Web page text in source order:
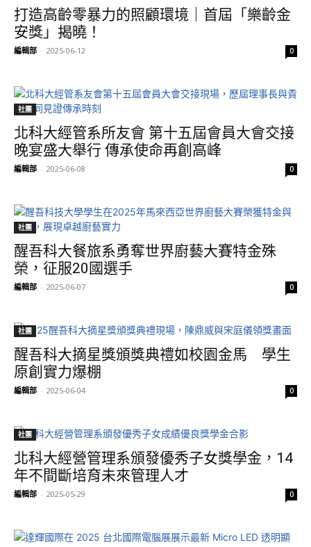
打造高齡零暴力的照顧環境｜首屆「樂齡金
安獎」揭曉！
編輯部 - 2025-06-12 0
社團
北科大經管系所友會 第十五屆會員大會交接
晚宴盛大舉行 傳承使命再創高峰
編輯部 - 2025-06-08 0
社團
醒吾科大餐旅系勇奪世界廚藝大賽特金殊
榮，征服20國選手
編輯部 - 2025-06-07 0
社團
醒吾科大摘星獎頒獎典禮如校園金馬 學生
原創實力爆棚
編輯部 - 2025-06-04 0
社團
北科大經營管理系頒發優秀子女獎學金，14
年不間斷培育未來管理人才
編輯部 - 2025-05-29 0